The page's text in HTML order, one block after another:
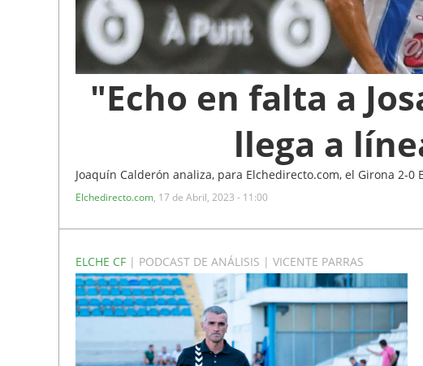
"Echo en falta a
llega a
Joaquín Calderón analiza, para Elchedirecto.com, el Girona 2-0
Elchedirecto.com, 17 de Abril, 2023 - 11:00
ELCHE CF | PODCAST DE ANÁLISIS | VICENTE PARRAS